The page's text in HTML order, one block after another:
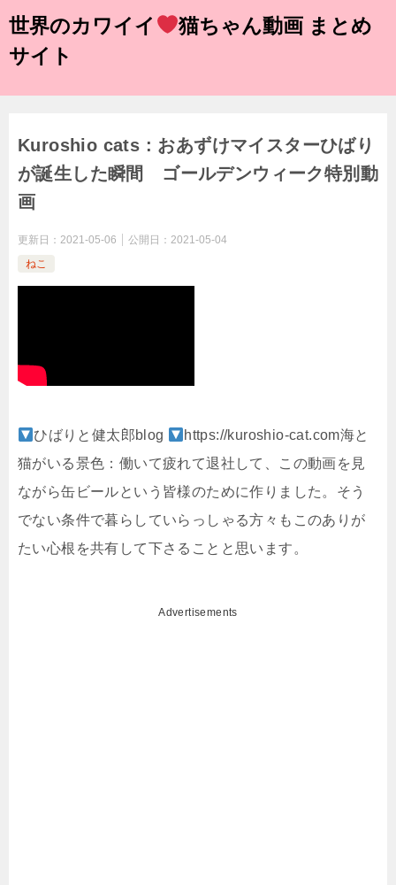
世界のカワイイ
猫ちゃん動画 まとめ
サイト
Kuroshio cats : おあずけマイスターひばり
が誕生した瞬間 ゴールデンウィーク特別動
画
更新日： 2021-05-06 公開日： 2021-05-04
ねこ
ひばりと健太郎blog
https://kuroshio-cat.com海と
猫がいる景色：働いて疲れて退社して、この動画を見
ながら缶ビールという皆様のために作りました。そう
でない条件で暮らしていらっしゃる方々もこのありが
たい心根を共有して下さることと思います。
Advertisements